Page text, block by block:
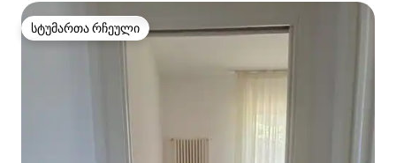
სტუმართა რჩეული
სტუმართა რჩეული